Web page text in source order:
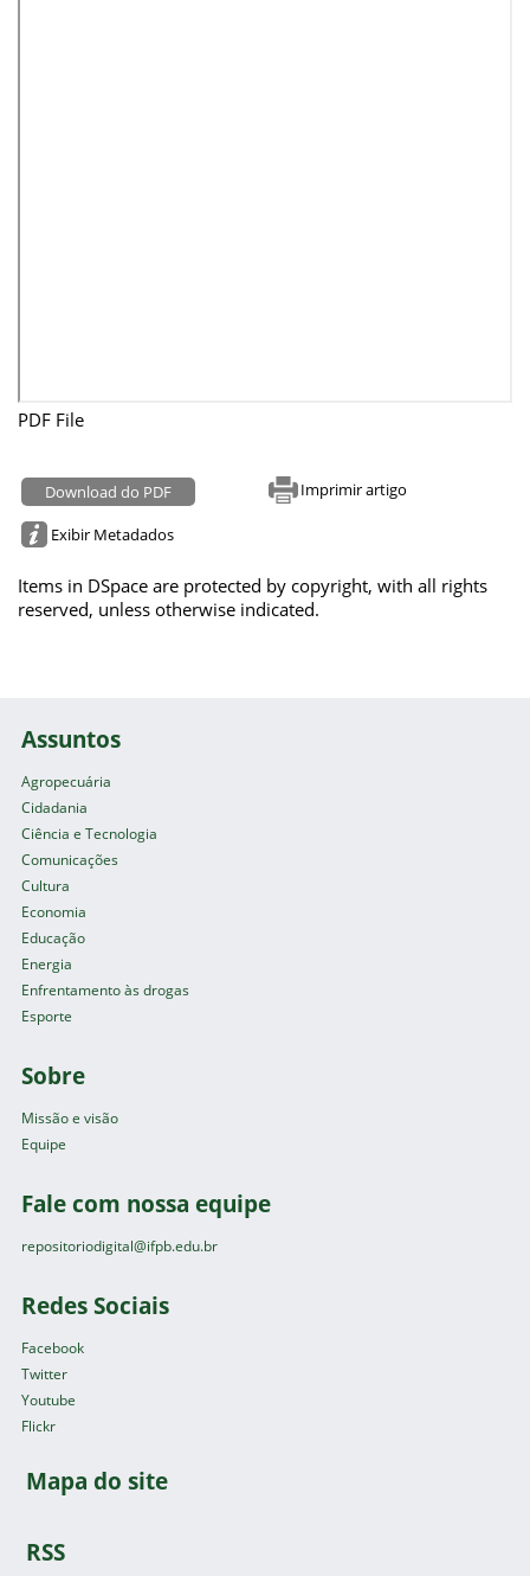
PDF File
Download do PDF Imprimir artigo
Exibir Metadados
Items in DSpace are protected by copyright, with all rights
reserved, unless otherwise indicated.
Assuntos
Agropecuária
Cidadania
Ciência e Tecnologia
Comunicações
Cultura
Economia
Educação
Energia
Enfrentamento às drogas
Esporte
Sobre
Missão e visão
Equipe
Fale com nossa equipe
repositoriodigital@ifpb.edu.br
Redes Sociais
Facebook
Twitter
Youtube
Flickr
Mapa do site
RSS